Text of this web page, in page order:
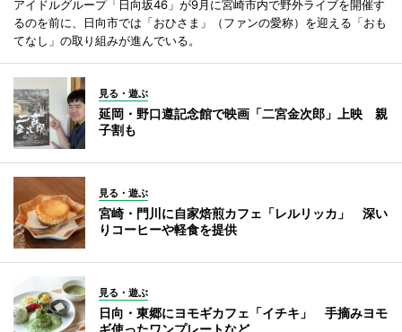
アイドルグループ「日向坂46」が9月に宮崎市内で野外ライブを開催す
るのを前に、日向市では「おひさま」（ファンの愛称）を迎える「おも
てなし」の取り組みが進んでいる。
見る・遊ぶ
延岡・野口遵記念館で映画「二宮金次郎」上映 親
子割も
見る・遊ぶ
宮崎・門川に自家焙煎カフェ「レルリッカ」 深い
りコーヒーや軽食を提供
見る・遊ぶ
日向・東郷にヨモギカフェ「イチキ」 手摘みヨモ